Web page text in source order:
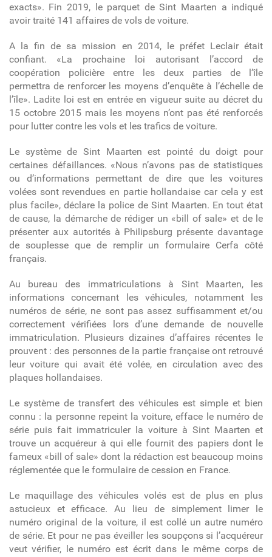
exacts». Fin 2019, le parquet de Sint Maarten a indiqué
avoir traité 141 affaires de vols de voiture.
A la fin de sa mission en 2014, le préfet Leclair était
confiant. «La prochaine loi autorisant l’accord de
coopération policière entre les deux parties de l’île
permettra de renforcer les moyens d’enquête à l’échelle de
l’île». Ladite loi est en entrée en vigueur suite au décret du
15 octobre 2015 mais les moyens n’ont pas été renforcés
pour lutter contre les vols et les trafics de voiture.
Le système de Sint Maarten est pointé du doigt pour
certaines défaillances. «Nous n’avons pas de statistiques
ou d’informations permettant de dire que les voitures
volées sont revendues en partie hollandaise car cela y est
plus facile», déclare la police de Sint Maarten. En tout état
de cause, la démarche de rédiger un «bill of sale» et de le
présenter aux autorités à Philipsburg présente davantage
de souplesse que de remplir un formulaire Cerfa côté
français.
Au bureau des immatriculations à Sint Maarten, les
informations concernant les véhicules, notamment les
numéros de série, ne sont pas assez suffisamment et/ou
correctement vérifiées lors d’une demande de nouvelle
immatriculation. Plusieurs dizaines d’affaires récentes le
prouvent : des personnes de la partie française ont retrouvé
leur voiture qui avait été volée, en circulation avec des
plaques hollandaises.
Le système de transfert des véhicules est simple et bien
connu : la personne repeint la voiture, efface le numéro de
série puis fait immatriculer la voiture à Sint Maarten et
trouve un acquéreur à qui elle fournit des papiers dont le
fameux «bill of sale» dont la rédaction est beaucoup moins
réglementée que le formulaire de cession en France.
Le maquillage des véhicules volés est de plus en plus
astucieux et efficace. Au lieu de simplement limer le
numéro original de la voiture, il est collé un autre numéro
de série. Et pour ne pas éveiller les soupçons si l’acquéreur
veut vérifier, le numéro est écrit dans le même corps de